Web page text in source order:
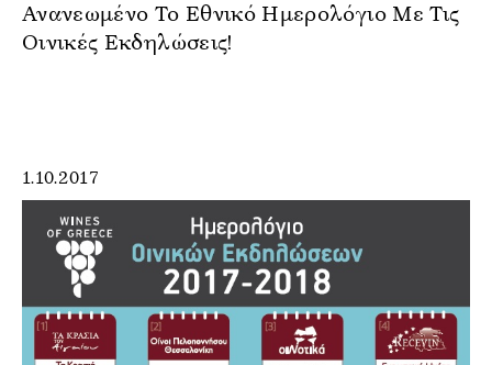
Ανανεωμένο Το Εθνικό Ημερολόγιο Με Τις
Οινικές Εκδηλώσεις!
1.10.2017